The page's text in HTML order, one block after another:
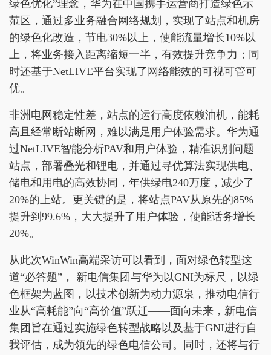
绿色优化”理念，华为在中国携手运营商打造绿色示
范区，通过多业务融合网络规划，实现了站点和机房
的绿色化改造，节电30%以上，使能流量增长10%以
上，将业务接入距离缩短一半，有效提升竞争力；同
时还基于NetLIVE平台实现了网络能效的可视可管可
优。
非洲电网稳定性差，站点的运行高度依赖油机，能耗
高且经常断站断网，难以满足用户体验需求。华为通
过NetLIVE智能分析PAV和用户体验，精准识别问题
站点，部署叠光和锂电，并通过寻优算法实现供电、
储电和用电的高效协同，年供绿电240万度，减少了
20%的上站。更关键的是，将站点PAV从原先的85%
提升到99.6%，大大提升了用户体验，使能话务增长
20%。
从此次WinWin高端采访可以看到，面对绿色转型这
道“必答题”， 新电信集团与华为以GNI为标尺，以绿
色框架为蓝图，以技术创新为动力源泉，推动电信行
业从“高耗能”向“高价值”跃迁——面向未来，新电信
集团旨在通过实施绿色转型战略以及基于GNI进行自
我评估，成为领先的绿色电信公司。同时，还将与行